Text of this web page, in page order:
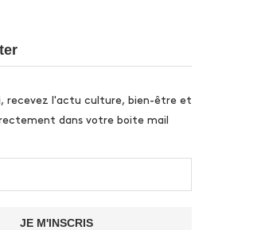
recevez l'actu culture, bien-être et
dans votre boite mail
JE M'INSCRIS